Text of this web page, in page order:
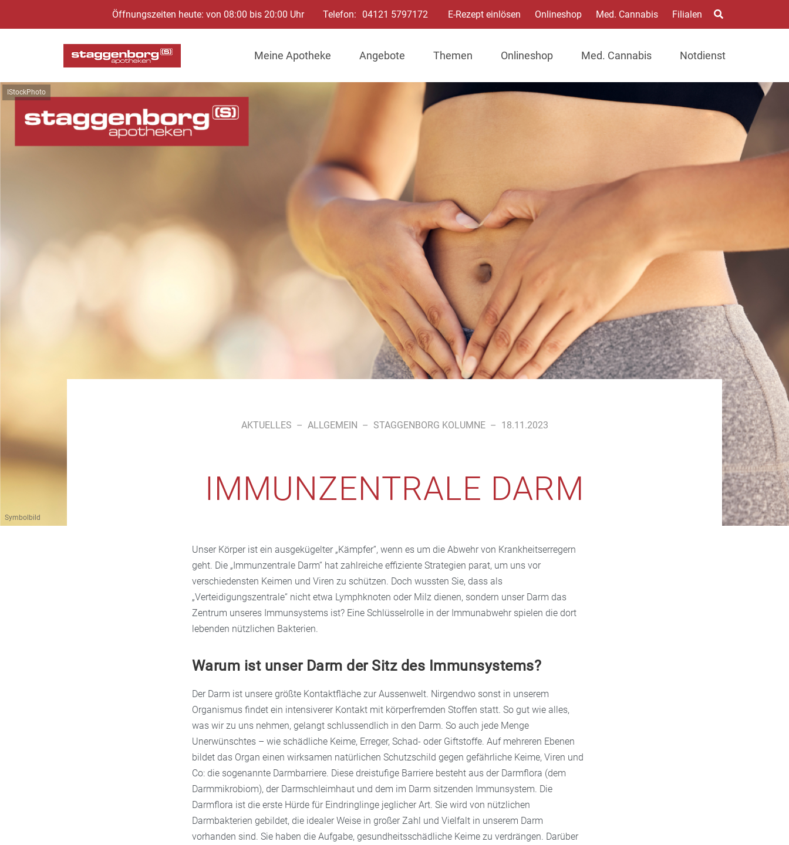
Öffnungszeiten heute: von 08:00 bis 20:00 Uhr Telefon: 04121 5797172 E-Rezept einlösen Onlineshop Med. Cannabis Filialen
Meine Apotheke Angebote Themen Onlineshop Med. Cannabis Notdienst
IStockPhoto
Symbolbild
AKTUELLES – ALLGEMEIN – STAGGENBORG KOLUMNE – 18.11.2023
IMMUNZENTRALE DARM
Unser Körper ist ein ausgekügelter „Kämpfer“, wenn es um die Abwehr von Krankheitserregern
geht. Die „Immunzentrale Darm“ hat zahlreiche effiziente Strategien parat, um uns vor
verschiedensten Keimen und Viren zu schützen. Doch wussten Sie, dass als
„Verteidigungszentrale“ nicht etwa Lymphknoten oder Milz dienen, sondern unser Darm das
Zentrum unseres Immunsystems ist? Eine Schlüsselrolle in der Immunabwehr spielen die dort
lebenden nützlichen Bakterien.
Warum ist unser Darm der Sitz des Immunsystems?
Der Darm ist unsere größte Kontaktfläche zur Aussenwelt. Nirgendwo sonst in unserem
Organismus findet ein intensiverer Kontakt mit körperfremden Stoffen statt. So gut wie alles,
was wir zu uns nehmen, gelangt schlussendlich in den Darm. So auch jede Menge
Unerwünschtes – wie schädliche Keime, Erreger, Schad- oder Giftstoffe. Auf mehreren Ebenen
bildet das Organ einen wirksamen natürlichen Schutzschild gegen gefährliche Keime, Viren und
Co: die sogenannte Darmbarriere. Diese dreistufige Barriere besteht aus der Darmflora (dem
Darmmikrobiom), der Darmschleimhaut und dem im Darm sitzenden Immunsystem. Die
Darmflora ist die erste Hürde für Eindringlinge jeglicher Art. Sie wird von nützlichen
Darmbakterien gebildet, die idealer Weise in großer Zahl und Vielfalt in unserem Darm
vorhanden sind. Sie haben die Aufgabe, gesundheitsschädliche Keime zu verdrängen. Darüber